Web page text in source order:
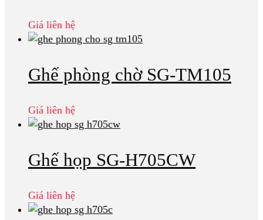
Giá liên hệ
Ghế phòng chờ SG-TM105
Giá liên hệ
Ghế họp SG-H705CW
Giá liên hệ